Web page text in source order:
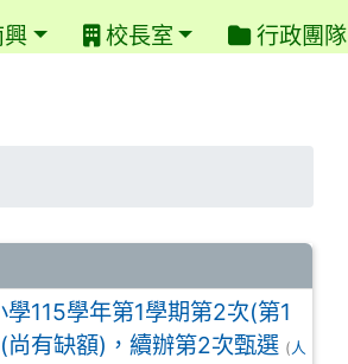
興 校長室 行政團隊
學115學年第1學期第2次(第1
有缺額)，續辦第2次甄選 (人